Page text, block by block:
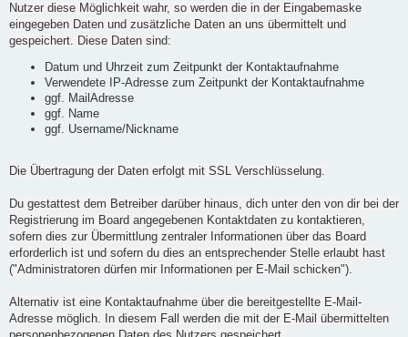
Nutzer diese Möglichkeit wahr, so werden die in der Eingabemaske
eingegeben Daten und zusätzliche Daten an uns übermittelt und
gespeichert. Diese Daten sind:
Datum und Uhrzeit zum Zeitpunkt der Kontaktaufnahme
Verwendete IP-Adresse zum Zeitpunkt der Kontaktaufnahme
ggf. MailAdresse
ggf. Name
ggf. Username/Nickname
Die Übertragung der Daten erfolgt mit SSL Verschlüsselung.
Du gestattest dem Betreiber darüber hinaus, dich unter den von dir bei der
Registrierung im Board angegebenen Kontaktdaten zu kontaktieren,
sofern dies zur Übermittlung zentraler Informationen über das Board
erforderlich ist und sofern du dies an entsprechender Stelle erlaubt hast
("Administratoren dürfen mir Informationen per E-Mail schicken").
Alternativ ist eine Kontaktaufnahme über die bereitgestellte E-Mail-
Adresse möglich. In diesem Fall werden die mit der E-Mail übermittelten